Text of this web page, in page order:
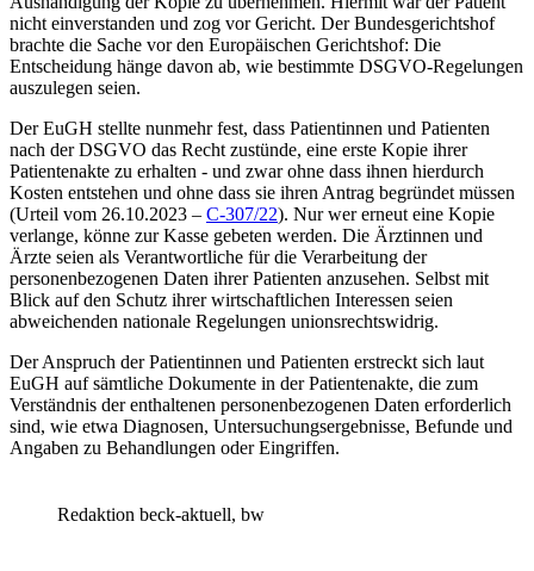
nicht einverstanden und zog vor Gericht. Der Bundesgerichtshof
brachte die Sache vor den Europäischen Gerichtshof: Die
Entscheidung hänge davon ab, wie bestimmte DSGVO-Regelungen
auszulegen seien.
Der EuGH stellte nunmehr fest, dass Patientinnen und Patienten
nach der DSGVO das Recht zustünde, eine erste Kopie ihrer
Patientenakte zu erhalten - und zwar ohne dass ihnen hierdurch
Kosten entstehen und ohne dass sie ihren Antrag begründet müssen
(Urteil vom 26.10.2023 – C-307/22). Nur wer erneut eine Kopie
verlange, könne zur Kasse gebeten werden. Die Ärztinnen und
Ärzte seien als Verantwortliche für die Verarbeitung der
personenbezogenen Daten ihrer Patienten anzusehen. Selbst mit
Blick auf den Schutz ihrer wirtschaftlichen Interessen seien
abweichenden nationale Regelungen unionsrechtswidrig.
Der Anspruch der Patientinnen und Patienten erstreckt sich laut
EuGH auf sämtliche Dokumente in der Patientenakte, die zum
Verständnis der enthaltenen personenbezogenen Daten erforderlich
sind, wie etwa Diagnosen, Untersuchungsergebnisse, Befunde und
Angaben zu Behandlungen oder Eingriffen.
Redaktion beck-aktuell, bw